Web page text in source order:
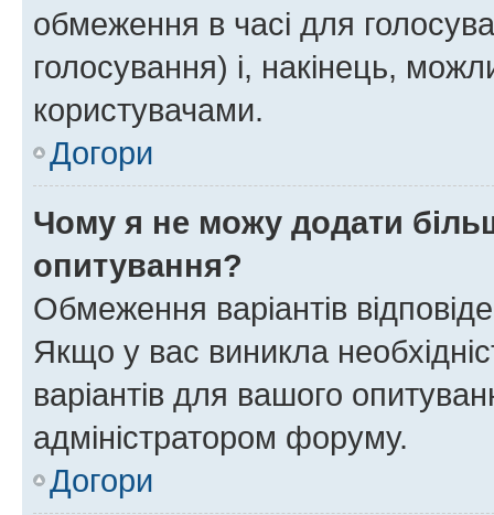
обмеження в часі для
голосування) і, накінець,
користувачами.
Догори
Чому я не можу додати
опитування?
Обмеження варіантів
Якщо у вас виникла
варіантів для вашого
адміністратором форуму.
Догори